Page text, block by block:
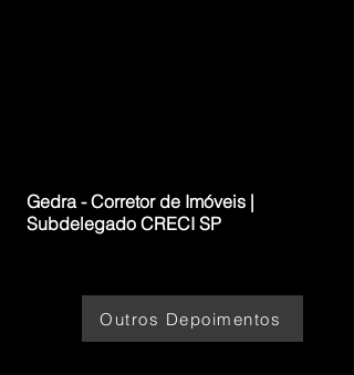
Gedra - Corretor de Imóveis |
Subdelegado CRECI SP
Outros Depoimentos